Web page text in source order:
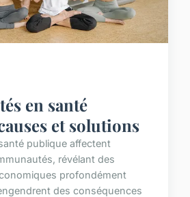
en santé
et solutions
publique affectent
révélant des
profondément
des conséquences